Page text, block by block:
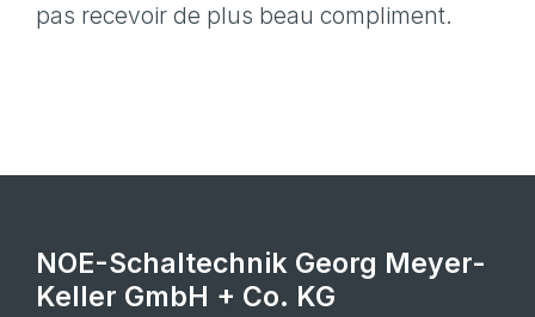
pas recevoir de plus beau compliment.
NOE-Schaltechnik Georg Meyer-
Keller GmbH + Co. KG